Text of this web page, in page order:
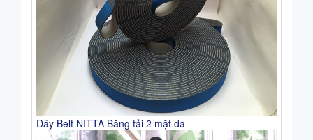
Dây Belt NITTA Băng tải 2 mặt da